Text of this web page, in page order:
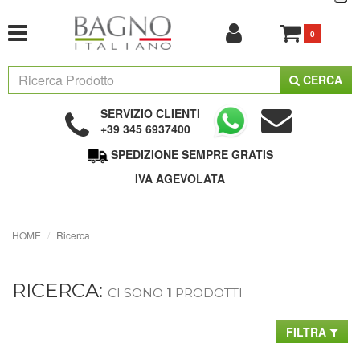
0
CERCA
SERVIZIO CLIENTI
+39 345 6937400
SPEDIZIONE SEMPRE GRATIS
IVA AGEVOLATA
HOME Ricerca
RICERCA: CI SONO 1 PRODOTTI
FILTRA